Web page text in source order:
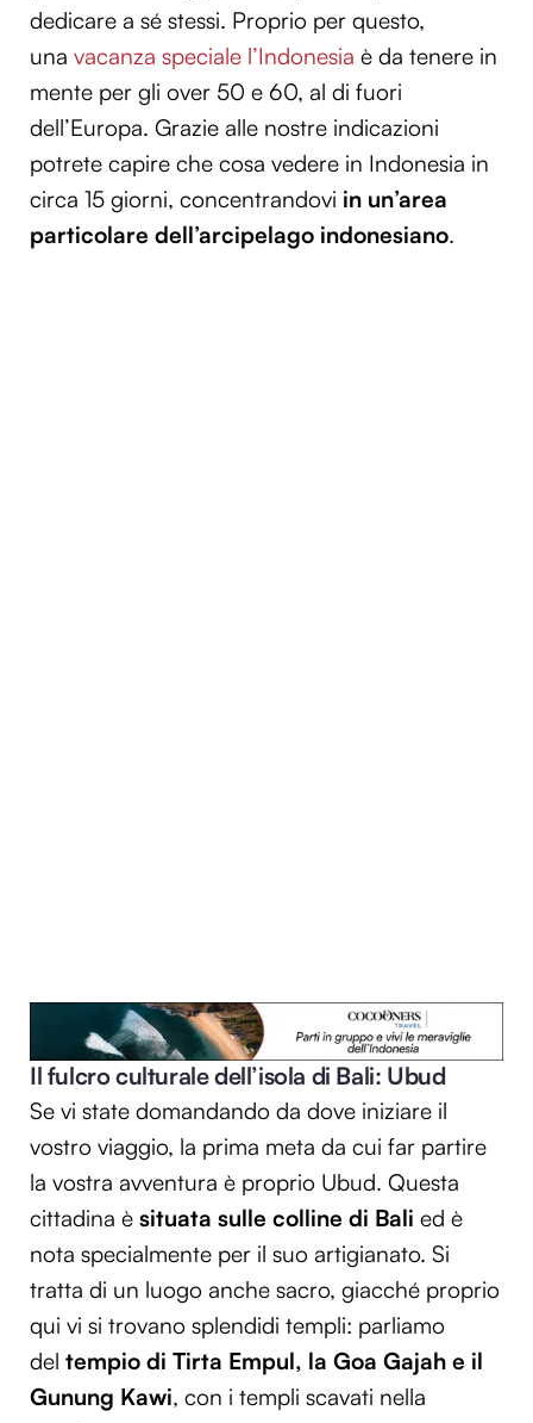
dedicare a sé stessi. Proprio per questo,
una vacanza speciale l’Indonesia è da tenere in
mente per gli over 50 e 60, al di fuori
dell’Europa. Grazie alle nostre indicazioni
potrete capire che cosa vedere in Indonesia in
circa 15 giorni, concentrandovi in un’area
particolare dell’arcipelago indonesiano.
Il fulcro culturale dell’isola di Bali: Ubud
Se vi state domandando da dove iniziare il
vostro viaggio, la prima meta da cui far partire
la vostra avventura è proprio Ubud. Questa
cittadina è situata sulle colline di Bali ed è
nota specialmente per il suo artigianato. Si
tratta di un luogo anche sacro, giacché proprio
qui vi si trovano splendidi templi: parliamo
del tempio di Tirta Empul, la Goa Gajah e il
Gunung Kawi, con i templi scavati nella